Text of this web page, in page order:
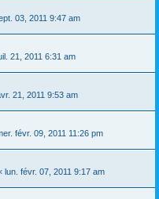
03, 2011 9:47 am
21, 2011 6:31 am
21, 2011 9:53 am
févr. 09, 2011 11:26 pm
lun. févr. 07, 2011 9:17 am